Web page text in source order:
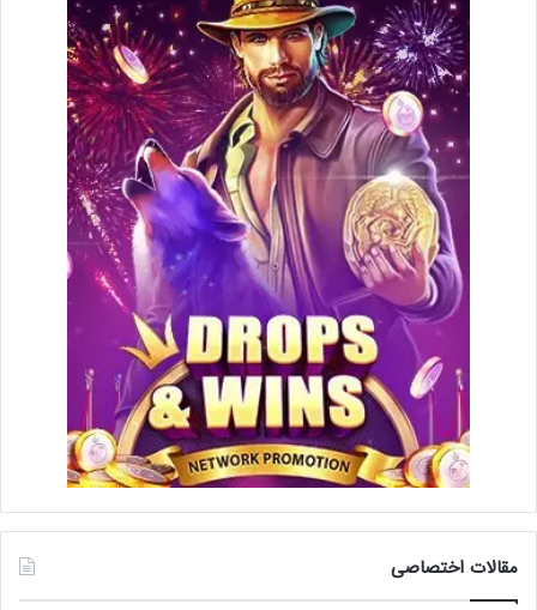
مقالات اختصاصی